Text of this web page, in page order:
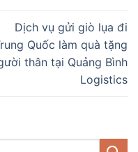
Dịch vụ gửi giò lụa đi
Quốc làm quà tặng
thân tại Quảng Bình
Logistics